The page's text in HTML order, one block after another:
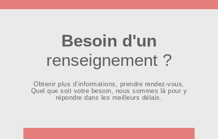
Besoin d'un
renseignement ?
Obtenir plus d’informations, prendre rendez-vous,
Quel que soit votre besoin, nous sommes là pour y
répondre dans les meilleurs délais.